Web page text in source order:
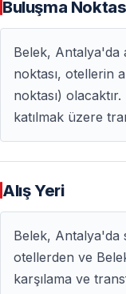
Evet. Belek
sonrasında otele
Hangi tur
Gündüz ve gün
doğumu turu
Plajda fotoğraf
Evet. Yaklaşık 20
çekimi için
Rota her gün
Buluşma
Belek, Antalya'da
noktası, otellerin
noktası)
katılmak üzere
Alış Yeri
Belek, Antalya'da
otellerden ve
karşılama ve